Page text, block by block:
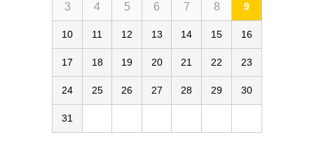
3 4 5 6 7 8 9
10 11 12 13 14 15 16
17 18 19 20 21 22 23
24 25 26 27 28 29 30
31